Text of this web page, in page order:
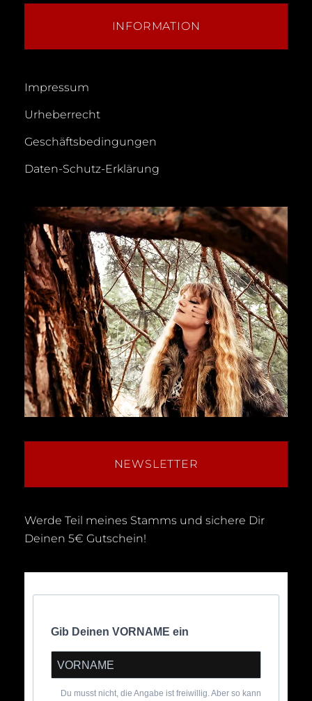
INFORMATION
Impressum
Urheberrecht
Geschäftsbedingungen
Daten-Schutz-Erklärung
NEWSLETTER
Werde Teil meines Stamms und sichere Dir
Deinen 5€ Gutschein!
Gib Deinen VORNAME ein
Du musst nicht, die Angabe ist freiwillig. Aber so kann